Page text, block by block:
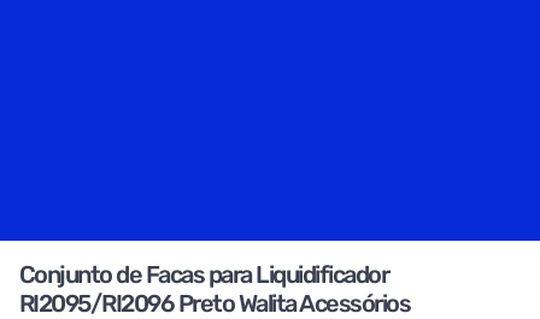
Conjunto de Facas para Liquidificador
RI2095/RI2096 Preto Walita Acessórios